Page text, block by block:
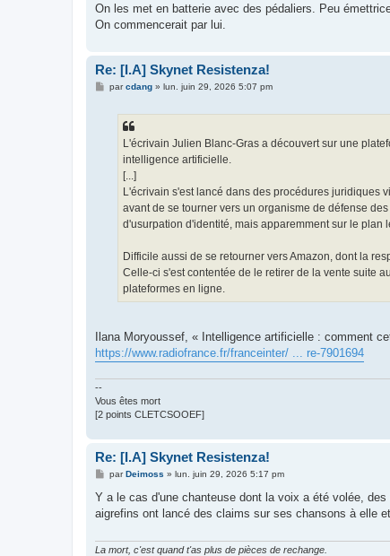
a
g
On les met en batterie avec des pédaliers. Peu
On commencerait par lui.
Re: [I.A] Skynet Resistenza!
Mparcdang» lun. juin 29, 2026 5:07 pm
L'écrivain Julien Blanc-Gras a découvert sur une
intelligence artificielle.
[...]
L'écrivain s'est lancé dans des procédures juridiques
avant de se tourner vers un organisme de défense
d'usurpation d'identité, mais apparemment sur le plan
Difficile aussi de se retourner vers Amazon, dont la
Celle-ci s'est contentée de le retirer de la vente suite
plateformes en ligne.
Ilana Moryoussef, « Intelligence artificielle : comment
https://www.radiofrance.fr/franceinter/ ... re-7901694
--
Vous êtes mort
[2 points CLETCSOOEF]
Re: [I.A] Skynet Resistenza!
M
s
a
parDeimoss » lun. juin 29, 2026 5:17 pm
Y a le cas d'une chanteuse dont la voix a été volée,
aigrefins ont lancé des claims sur ses chansons à elle
La mort, c'est quand t'as plus de pièces de rechange.